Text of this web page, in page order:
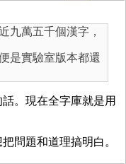
九萬五千個漢字，
是實驗室版本都還
。現在全字庫就是用
問題和道理搞明白。